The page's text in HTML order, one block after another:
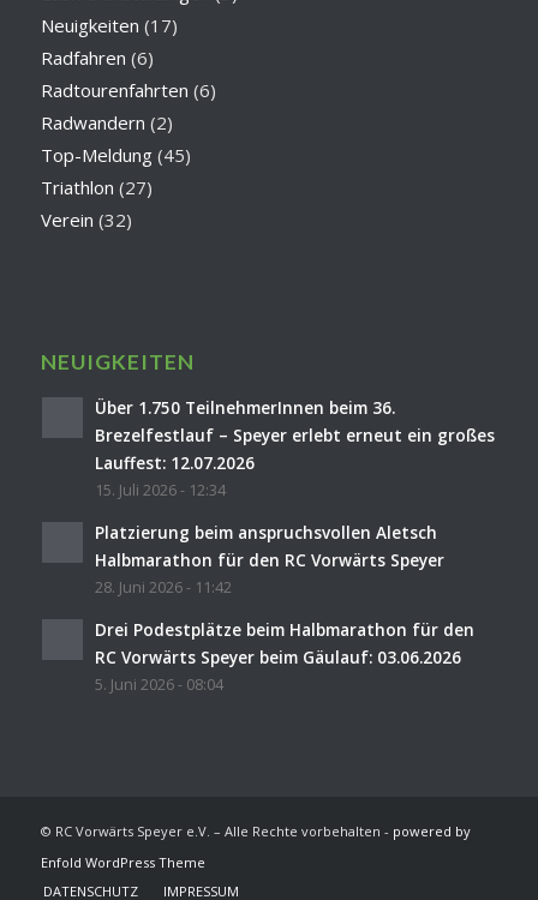
Neuigkeiten (17)
Radfahren (6)
Radtourenfahrten (6)
Radwandern (2)
Top-Meldung(45)
Triathlon (27)
Verein (32)
NEUIGKEITEN
Über 1.750 TeilnehmerInnen beim 36.
Brezelfestlauf – Speyer erlebt erneut ein großes
Lauffest: 12.07.2026
15. Juli 2026 - 12:34
Platzierung beim anspruchsvollen Aletsch
Halbmarathon für den RC Vorwärts Speyer
28. Juni 2026 - 11:42
Drei Podestplätze beim Halbmarathon für den
RC Vorwärts Speyer beim Gäulauf: 03.06.2026
5. Juni 2026 - 08:04
© RC Vorwärts Speyer e.V. – Alle Rechte vorbehalten - powered by
Enfold WordPress Theme
DATENSCHUTZ
IMPRESSUM